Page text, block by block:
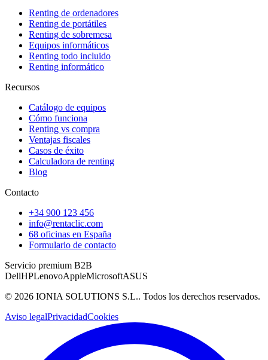
Renting de ordenadores
Renting de portátiles
Renting de sobremesa
Equipos informáticos
Renting todo incluido
Renting informático
Recursos
Catálogo de equipos
Cómo funciona
Renting vs compra
Ventajas fiscales
Casos de éxito
Calculadora de renting
Blog
Contacto
+34 900 123 456
info@rentaclic.com
68 oficinas en España
Formulario de contacto
Servicio premium B2B
DellHPLenovoAppleMicrosoftASUS
© 2026 IONIA SOLUTIONS S.L.. Todos los derechos reservados.
Aviso legalPrivacidadCookies